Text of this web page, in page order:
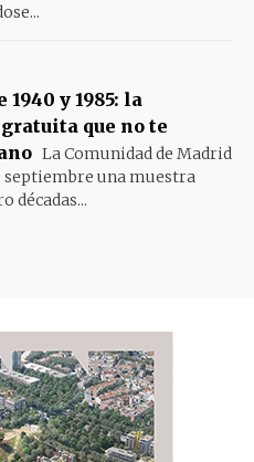
y 1985: la
que no te
La Comunidad de Madrid
septiembre una muestra
décadas...